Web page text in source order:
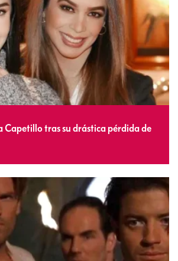
Capetillo tras su drástica pérdida de